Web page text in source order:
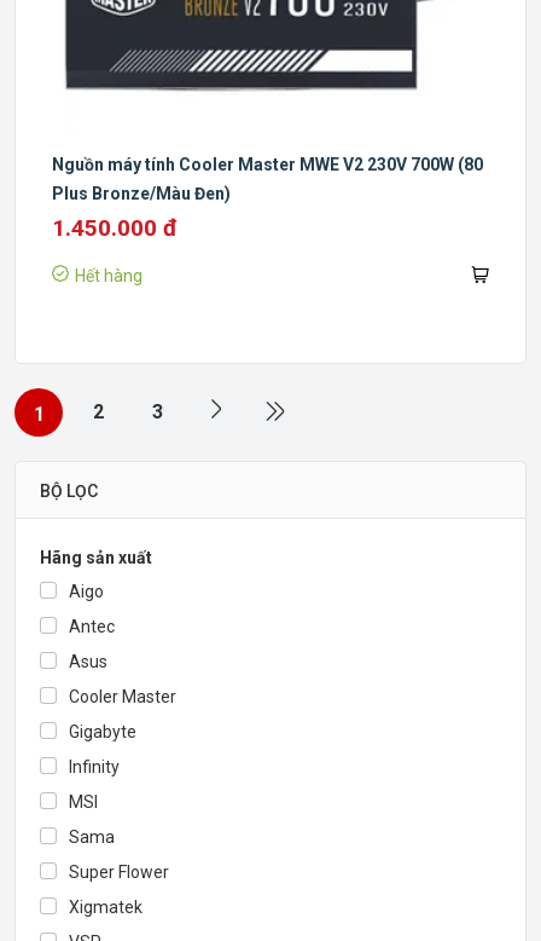
Nguồn máy tính Cooler Master MWE V2 230V 700W (80
Plus Bronze/Màu Đen)
1.450.000 đ
Hết hàng
1 2 3
BỘ LỌC
Hãng sản xuất
Aigo
Antec
Asus
Cooler Master
Gigabyte
Infinity
MSI
Sama
Super Flower
Xigmatek